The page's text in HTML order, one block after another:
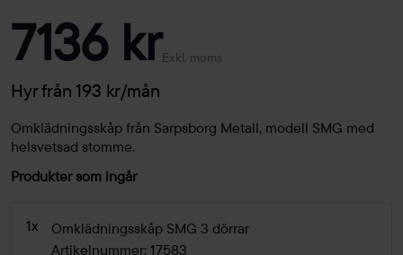
7136 krExkl. moms
Hyr från 193 kr/mån
Omklädningsskåp från Sarpsborg Metall, modell SMG med
helsvetsad stomme.
Produkter som ingår
1x
Omklädningsskåp SMG 3 dörrar
Artikelnummer: 17583